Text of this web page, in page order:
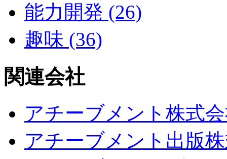
能力開発 (26)
趣味 (36)
関連会社
アチーブメント株式
アチーブメント出版